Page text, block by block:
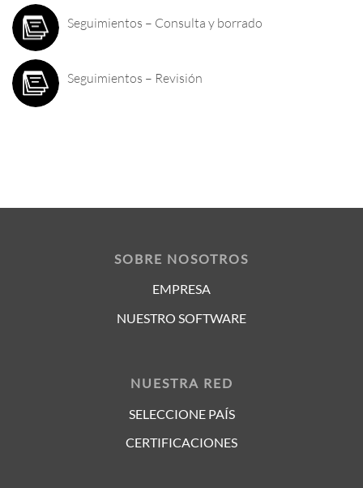
Seguimientos – Consulta y borrado
Seguimientos – Revisión
SOBRE NOSOTROS
EMPRESA
NUESTRO SOFTWARE
NUESTRA RED
SELECCIONE PAÍS
CERTIFICACIONES